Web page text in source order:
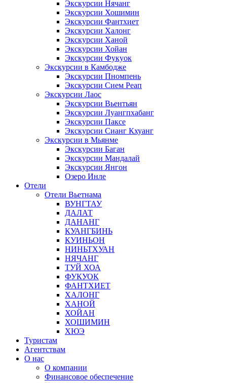
Экскурсии Нячанг
Экскурсии Хошимин
Экскурсии Фантхиет
Экскурсии Халонг
Экскурсии Ханой
Экскурсии Хойан
Экскурсии Фукуок
Экскурсии в Камбодже
Экскурсии Пномпень
Экскурсии Сием Реап
Экскурсии Лаос
Экскурсии Вьентьян
Экскурсии Луангпхабанг
Экскурсии Паксе
Экскурсии Сианг Кхуанг
Экскурсии в Мьянме
Экскурсии Баган
Экскурсии Мандалай
Экскурсии Янгон
Озеро Инле
Отели
Отели Вьетнама
ВУНГТАУ
ДАЛАТ
ДАНАНГ
КУАНГБИНЬ
КУИНЬОН
НИНЬТХУАН
НЯЧАНГ
ТУЙ ХОА
ФУКУОК
ФАНТХИЕТ
ХАЛОНГ
ХАНОЙ
ХОЙАН
ХОШИМИН
ХЮЭ
Туристам
Агентствам
О нас
О компании
Финансовое обеспечение